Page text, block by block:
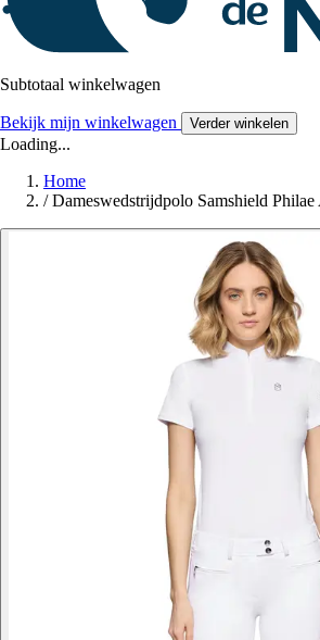
Subtotaal winkelwagen
Bekijk mijn winkelwagen Verder winkelen
Loading...
Home
/ Dameswedstrijdpolo Samshield